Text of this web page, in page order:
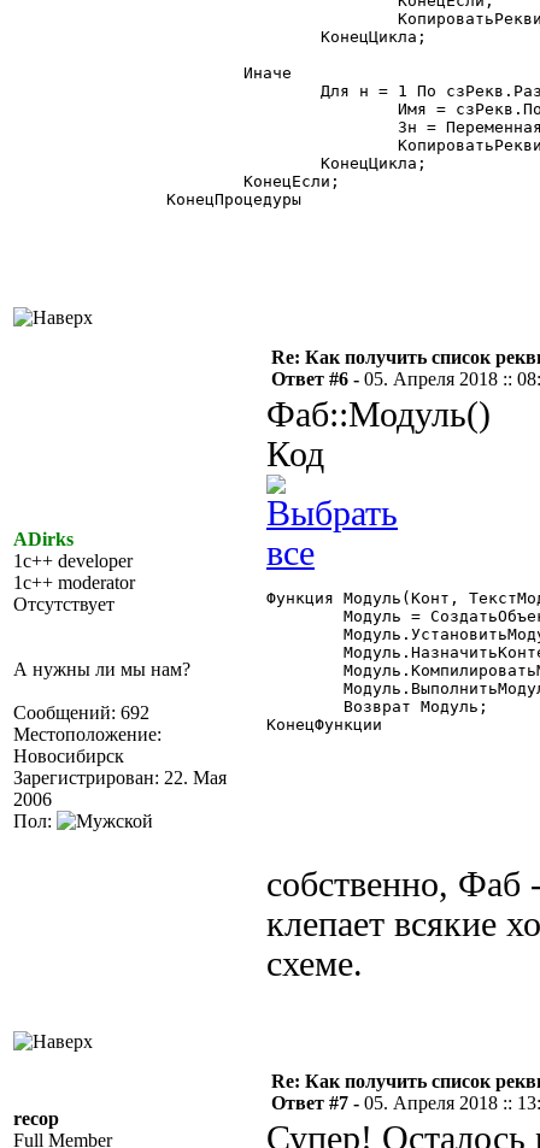
КонецПроцедуры
ADirks
1c++ developer
1c++ moderator
Отсутствует
А нужны ли мы нам?
Сообщений: 692
Местоположение:
Новосибирск
Зарегистрирован: 22. Мая
2006
Пол:
Re: Как получить список
Ответ #6 - 05. Апреля 2018 ::
Фаб::Модуль()
Код
Функция Модуль(Конт,
КонецФункции
собственно, Фаб
клепает всякие
схеме.
recop
Full Member
Re: Как получить список
Ответ #7 - 05. Апреля 2018 ::
Супер! Осталось